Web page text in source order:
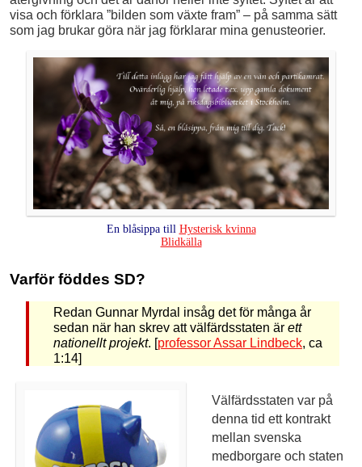
visa och förklara ”bilden som växte fram” – på samma sätt
som jag brukar göra när jag förklarar mina genusteorier.
En blåsippa till Hysterisk kvinna
Blidkälla
Varför föddes SD?
Redan Gunnar Myrdal insåg det för många år
sedan när han skrev att välfärdsstaten är ett
nationellt projekt. [professor Assar Lindbeck, ca
1:14]
Välfärdsstaten var på
denna tid ett kontrakt
mellan svenska
medborgare och staten